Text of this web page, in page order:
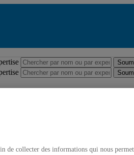
de collecter des informations qui nous